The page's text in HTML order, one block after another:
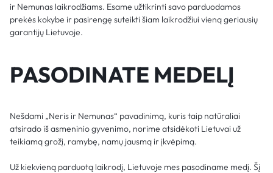
ir Nemunas laikrodžiams. Esame užtikrinti savo parduodamos
prekės kokybe ir pasirengę suteikti šiam laikrodžiui vieną geriausių
garantijų Lietuvoje.
PASODINATE MEDELĮ
Nešdami „Neris ir Nemunas“ pavadinimą, kuris taip natūraliai
atsirado iš asmeninio gyvenimo, norime atsidėkoti Lietuvai už
teikiamą grožį, ramybę, namų jausmą ir įkvėpimą.
Už kiekvieną parduotą laikrodį, Lietuvoje mes pasodiname medį. Šį